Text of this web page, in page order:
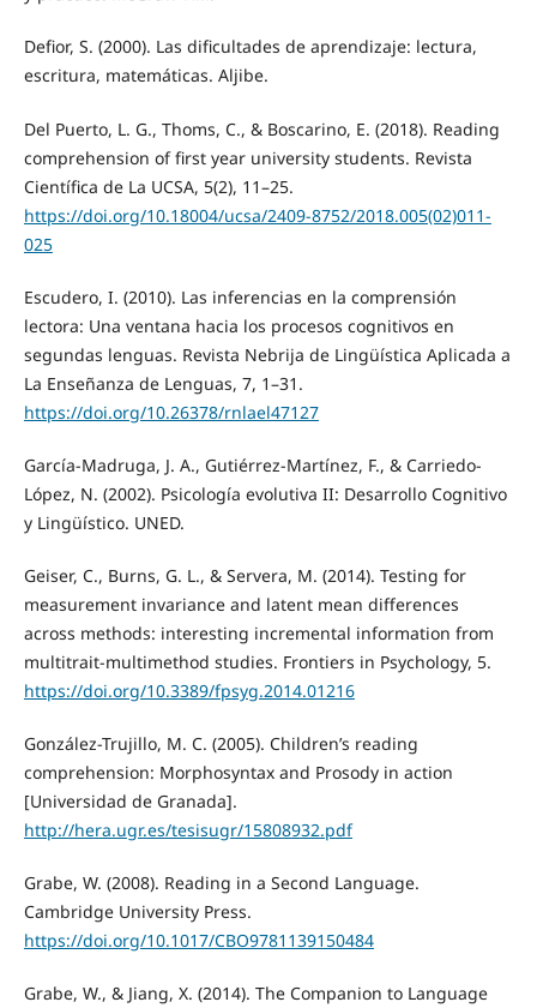
Defior, S. (2000). Las dificultades de aprendizaje: lectura,
escritura, matemáticas. Aljibe.
Del Puerto, L. G., Thoms, C., & Boscarino, E. (2018). Reading
comprehension of first year university students. Revista
Científica de La UCSA, 5(2), 11–25.
https://doi.org/10.18004/ucsa/2409-8752/2018.005(02)011-
025
Escudero, I. (2010). Las inferencias en la comprensión
lectora: Una ventana hacia los procesos cognitivos en
segundas lenguas. Revista Nebrija de Lingüística Aplicada a
La Enseñanza de Lenguas, 7, 1–31.
https://doi.org/10.26378/rnlael47127
García-Madruga, J. A., Gutiérrez-Martínez, F., & Carriedo-
López, N. (2002). Psicología evolutiva II: Desarrollo Cognitivo
y Lingüístico. UNED.
Geiser, C., Burns, G. L., & Servera, M. (2014). Testing for
measurement invariance and latent mean differences
across methods: interesting incremental information from
multitrait-multimethod studies. Frontiers in Psychology, 5.
https://doi.org/10.3389/fpsyg.2014.01216
González-Trujillo, M. C. (2005). Children’s reading
comprehension: Morphosyntax and Prosody in action
[Universidad de Granada].
http://hera.ugr.es/tesisugr/15808932.pdf
Grabe, W. (2008). Reading in a Second Language.
Cambridge University Press.
https://doi.org/10.1017/CBO9781139150484
Grabe, W., & Jiang, X. (2014). The Companion to Language